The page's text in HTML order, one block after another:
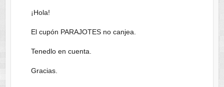
¡Hola!
El cupón PARAJOTES no canjea.
Tenedlo en cuenta.
Gracias.